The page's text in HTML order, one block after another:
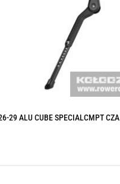
29 ALU CUBE SPECIALCMPT CZA